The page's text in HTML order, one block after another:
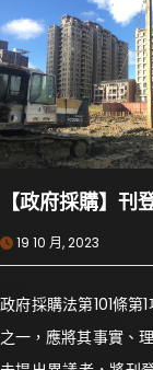
【政府採購】
19 10 月, 2023
政府採購法第101條
之一，應將其事實、